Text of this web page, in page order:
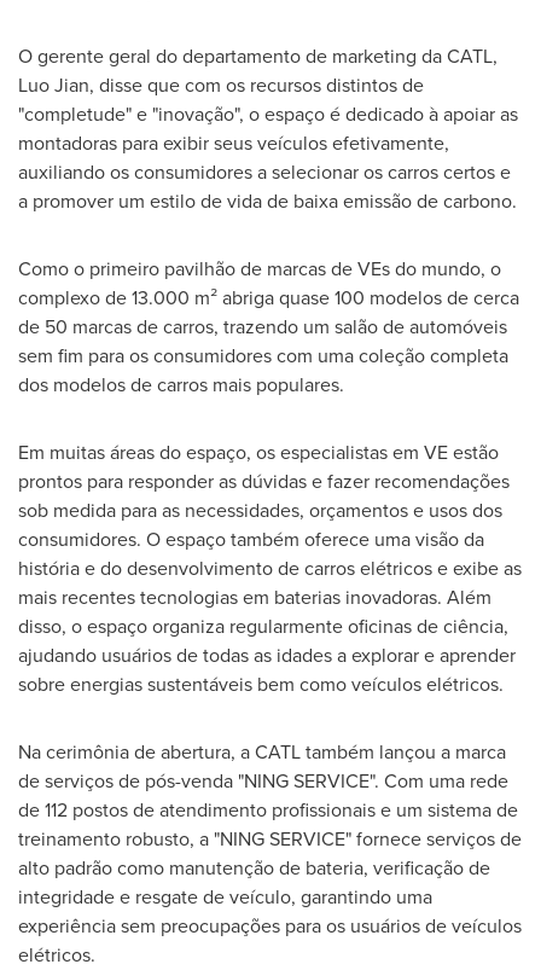
O gerente geral do departamento de marketing da CATL,
Luo Jian, disse que com os recursos distintos de
"completude" e "inovação", o espaço é dedicado à apoiar as
montadoras para exibir seus veículos efetivamente,
auxiliando os consumidores a selecionar os carros certos e
a promover um estilo de vida de baixa emissão de carbono.
Como o primeiro pavilhão de marcas de VEs do mundo, o
complexo de 13.000 m² abriga quase 100 modelos de cerca
de 50 marcas de carros, trazendo um salão de automóveis
sem fim para os consumidores com uma coleção completa
dos modelos de carros mais populares.
Em muitas áreas do espaço, os especialistas em VE estão
prontos para responder as dúvidas e fazer recomendações
sob medida para as necessidades, orçamentos e usos dos
consumidores. O espaço também oferece uma visão da
história e do desenvolvimento de carros elétricos e exibe as
mais recentes tecnologias em baterias inovadoras. Além
disso, o espaço organiza regularmente oficinas de ciência,
ajudando usuários de todas as idades a explorar e aprender
sobre energias sustentáveis bem como veículos elétricos.
Na cerimônia de abertura, a CATL também lançou a marca
de serviços de pós-venda "NING SERVICE". Com uma rede
de 112 postos de atendimento profissionais e um sistema de
treinamento robusto, a "NING SERVICE" fornece serviços de
alto padrão como manutenção de bateria, verificação de
integridade e resgate de veículo, garantindo uma
experiência sem preocupações para os usuários de veículos
elétricos.